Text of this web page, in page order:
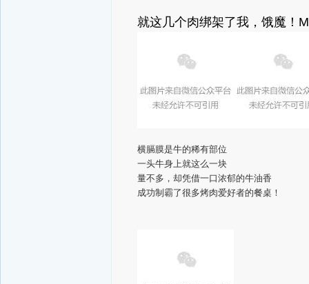
就这几个肉绑架了我，饿魔！
横膈膜是牛的稀有部位
一头牛身上就这么一块
量不多，却凭借一口浓郁的牛油香
成功制霸了很多烤肉爱好者的餐桌！